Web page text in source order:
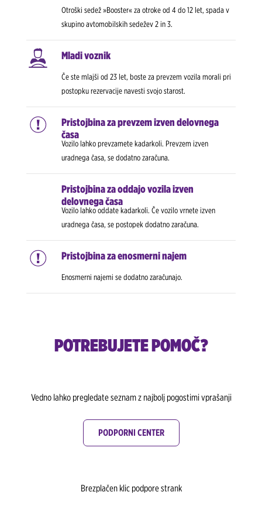
Otroški sedež »Booster« za otroke od 4 do 12 let, spada v
skupino avtomobilskih sedežev 2 in 3.
Mladi voznik
Če ste mlajši od 23 let, boste za prevzem vozila morali pri
postopku rezervacije navesti svojo starost.
Pristojbina za prevzem izven delovnega
časa
Vozilo lahko prevzamete kadarkoli. Prevzem izven
uradnega časa, se dodatno zaračuna.
Pristojbina za oddajo vozila izven
delovnega časa
Vozilo lahko oddate kadarkoli. Če vozilo vrnete izven
uradnega časa, se postopek dodatno zaračuna.
Pristojbina za enosmerni najem
Enosmerni najemi se dodatno zaračunajo.
POTREBUJETE POMOČ?
Vedno lahko pregledate seznam z najbolj pogostimi vprašanji
PODPORNI CENTER
Brezplačen klic podpore strank